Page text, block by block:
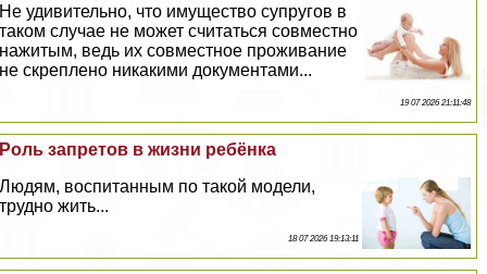
Не удивительно, что имущество супругов в
таком случае не может считаться совместно
нажитым, ведь их совместное проживание
не скреплено никакими документами...
19 07 2026 21:11:48
Роль запретов в жизни ребёнка
Людям, воспитанным по такой модели,
трудно жить...
18 07 2026 19:13:11